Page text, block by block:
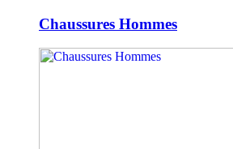
Chaussures Hommes